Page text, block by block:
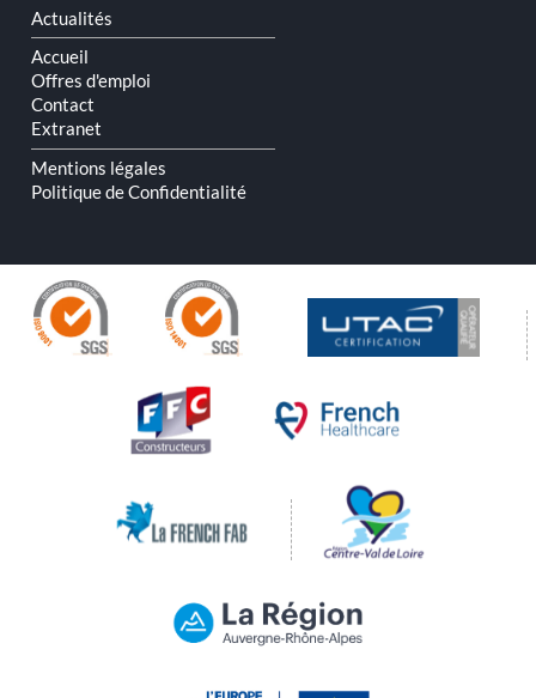
Aller
au
contenu
Actualités
Accueil
Offres d'emploi
Contact
Extranet
Mentions légales
Politique de Confidentialité